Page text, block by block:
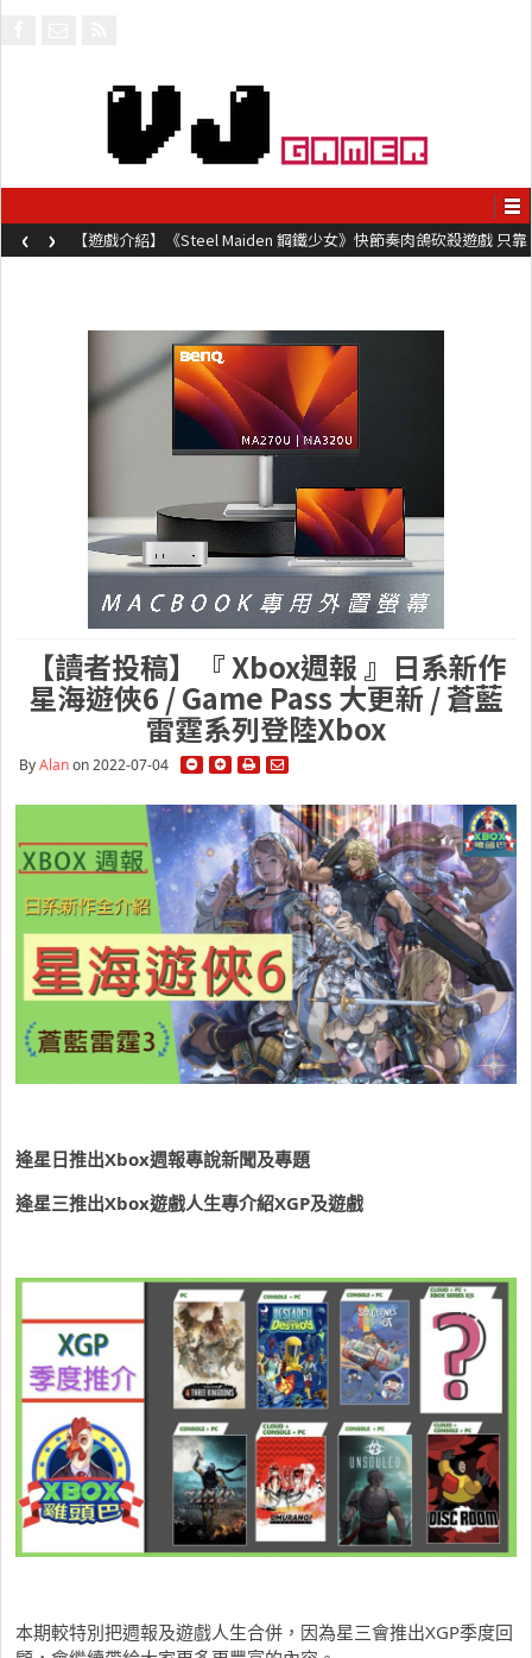
【遊戲介紹】《Steel Maiden 鋼鐵少女》快節奏肉鴿砍殺遊戲 只靠
兩鍵操作動作極致流暢試玩上架中
‹ ›
【讀者投稿】『 Xbox週報 』日系新作
星海遊俠6 / Game Pass 大更新 / 蒼藍
雷霆系列登陸Xbox
ByAlanon 2022-07-04
逄星日推出Xbox週報專說新聞及專題
逄星三推出Xbox遊戲人生專介紹XGP及遊戲
本期較特別把週報及遊戲人生合併，因為星三會推出XGP季度回